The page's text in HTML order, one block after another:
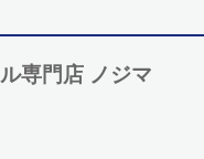
専門店 ノジマ